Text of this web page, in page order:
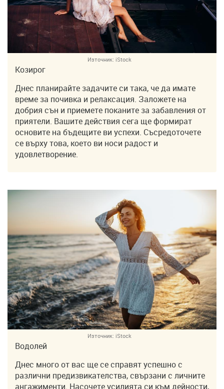
Източник: iStock
Козирог
Днес планирайте задачите си така, че да имате
време за почивка и релаксация. Заложете на
добрия сън и приемете поканите за забавления от
приятели. Вашите действия сега ще формират
основите на бъдещите ви успехи. Съсредоточете
се върху това, което ви носи радост и
удовлетворение.
Източник: iStock
Водолей
Днес много от вас ще се справят успешно с
различни предизвикателства, свързани с личните
ангажименти. Насочете усилията си към дейности,